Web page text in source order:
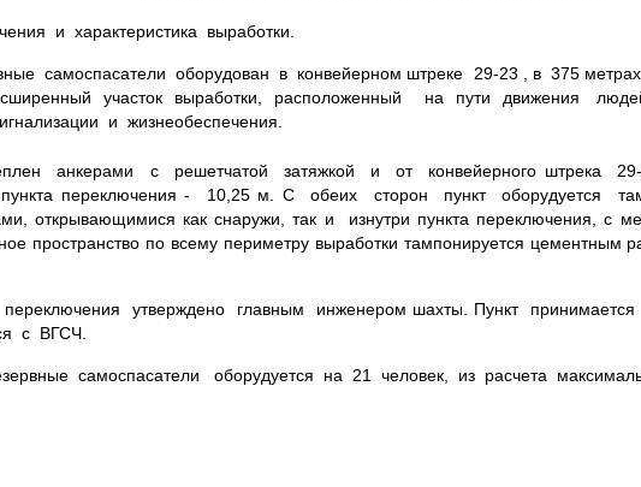
и характеристика выработки.
самоспасатели оборудован в конвейерном штреке 29-23 , в 375
участок выработки, расположенный на пути движения
и жизнеобеспечения.
анкерами с решетчатой затяжкой и от конвейерного штрека 29-
пункта переключения - 10,25 м. С обеих сторон пункт оборудуется
открывающимися как снаружи, так и изнутри пункта переключения, с
пространство по всему периметру выработки тампонируется цементным
утверждено главным инженером шахты. Пункт
с ВГСЧ.
самоспасатели оборудуется на 21 человек, из расчета